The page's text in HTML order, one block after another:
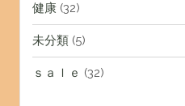
健康(32)
未分類(5)
ｓａｌｅ (32)